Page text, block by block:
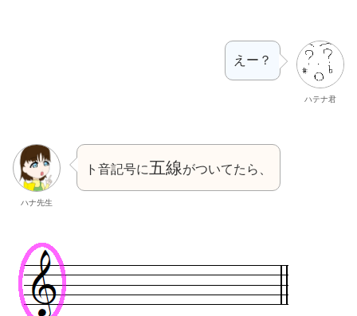
ハテナ君
えー？
ハナ先生
ト音記号に五線がついてたら、